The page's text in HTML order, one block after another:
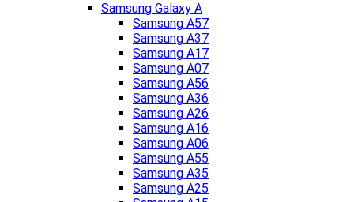
Samsung Galaxy A
Samsung A57
Samsung A37
Samsung A17
Samsung A07
Samsung A56
Samsung A36
Samsung A26
Samsung A16
Samsung A06
Samsung A55
Samsung A35
Samsung A25